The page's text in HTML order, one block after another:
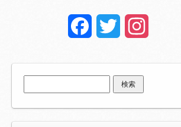
FacebookTwitter
索: